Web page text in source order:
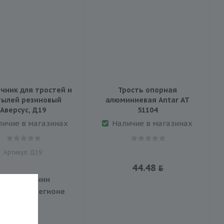
для тростей и
резиновый
Аверсус, Д19
в магазинах
Артикул: Д19
Нет в наличии
регионе
Трость опорная
алюминиевая Аntar АТ
51104
Наличие в магазинах
44.48